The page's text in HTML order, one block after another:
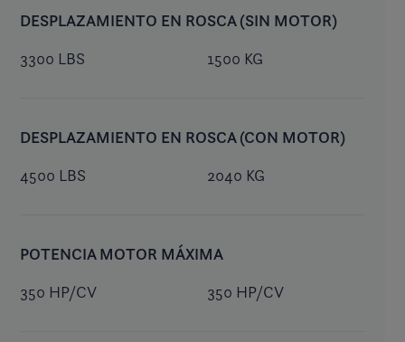
DESPLAZAMIENTO EN ROSCA (SIN MOTOR)
3300 LBS 1500 KG
DESPLAZAMIENTO EN ROSCA (CON MOTOR)
4500 LBS 2040 KG
POTENCIA MOTOR MÁXIMA
350 HP/CV 350 HP/CV